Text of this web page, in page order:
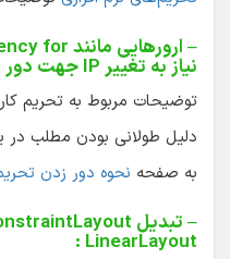
نیاز به تغییر IP جهت دور زدن تحریم :
توضیحات مربوط به تحریم
دلیل طولانی بودن مطلب
به صفحه نحوه دور زدن
LinearLayout :